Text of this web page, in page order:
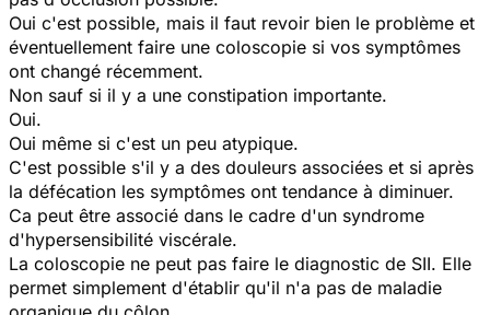
Oui c'est possible, mais il faut revoir bien le problème et
éventuellement faire une coloscopie si vos symptômes
ont changé récemment.
Non sauf si il y a une constipation importante.
Oui.
Oui même si c'est un peu atypique.
C'est possible s'il y a des douleurs associées et si après
la défécation les symptômes ont tendance à diminuer.
Ca peut être associé dans le cadre d'un syndrome
d'hypersensibilité viscérale.
La coloscopie ne peut pas faire le diagnostic de SII. Elle
permet simplement d'établir qu'il n'a pas de maladie